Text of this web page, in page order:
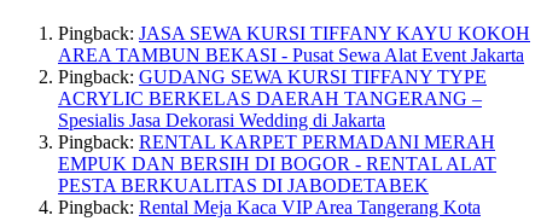
Pingback: JASA SEWA KURSI TIFFANY KAYU KOKOH
AREA TAMBUN BEKASI - Pusat Sewa Alat Event Jakarta
Pingback: GUDANG SEWA KURSI TIFFANY TYPE
ACRYLIC BERKELAS DAERAH TANGERANG –
Spesialis Jasa Dekorasi Wedding di Jakarta
Pingback: RENTAL KARPET PERMADANI MERAH
EMPUK DAN BERSIH DI BOGOR - RENTAL ALAT
PESTA BERKUALITAS DI JABODETABEK
Pingback: Rental Meja Kaca VIP Area Tangerang Kota